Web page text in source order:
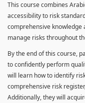
This course combines
accessibility to risk
comprehensive knowledge
manage risks throughout
By the end of this course,
to confidently perform
will learn how to identify
comprehensive risk
Additionally, they will